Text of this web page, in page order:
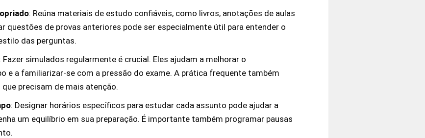
: Reúna materiais de estudo confiáveis, como livros, anotações de aulas
questões de provas anteriores pode ser especialmente útil para entender o
das perguntas.
: Fazer simulados regularmente é crucial. Eles ajudam a melhorar o
e a familiarizar-se com a pressão do exame. A prática frequente também
precisam de mais atenção.
: Designar horários específicos para estudar cada assunto pode ajudar a
um equilíbrio em sua preparação. É importante também programar pausas